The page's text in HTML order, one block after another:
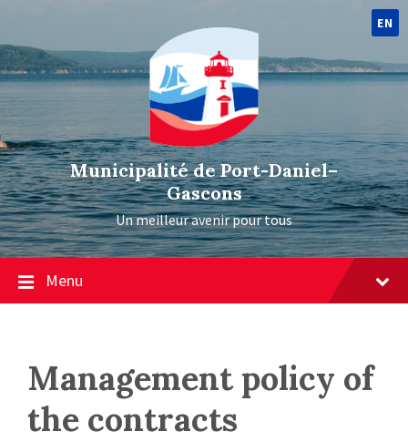
EN
Municipalité de Port-Daniel–
Gascons
Un meilleur avenir pour tous
Menu
Management policy of
the contracts